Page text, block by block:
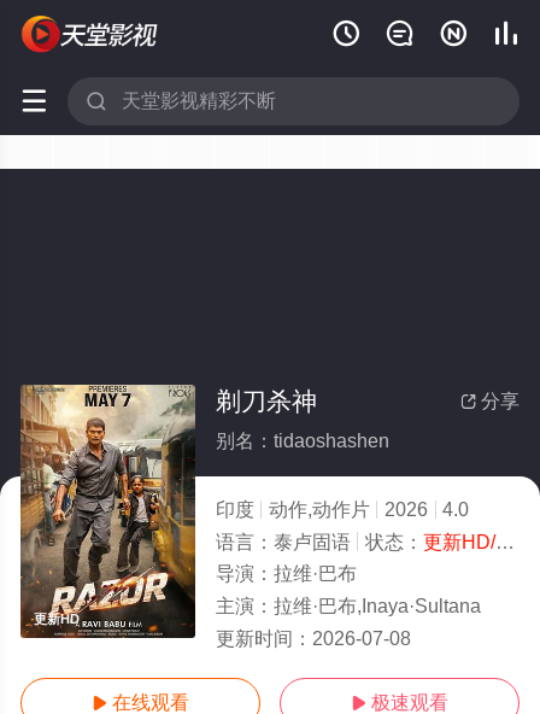
   
 
更新HD
 分享
剃刀杀神
别名：tidaoshashen
印度 动作,动作片 2026
4.0
语言： 泰卢固语 状态： 更新HD/高清
导演： 拉维·巴布
主演： 拉维·巴布,Inaya·Sultana
更新时间： 2026-07-08
 在线观看  极速观看